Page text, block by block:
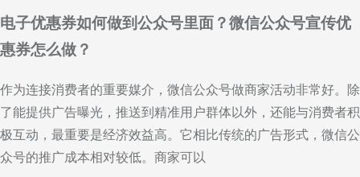
电子优惠券如何做到公众号里面？微信公众号宣传优
惠券怎么做？
作为连接消费者的重要媒介，微信公众号做商家活动非常好。除
了能提供广告曝光，推送到精准用户群体以外，还能与消费者积
极互动，最重要是经济效益高。它相比传统的广告形式，微信公
众号的推广成本相对较低。商家可以